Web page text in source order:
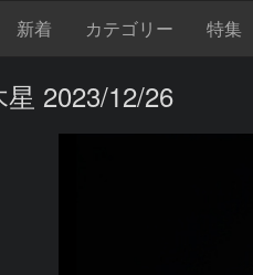
新着 カテゴリー 特集
星 2023/12/26